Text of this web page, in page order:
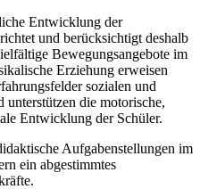
Entwicklung der
und berücksichtigt deshalb
Bewegungsangebote im
Erziehung erweisen
sozialen und
unterstützen die motorische,
Entwicklung der Schüler.
Aufgabenstellungen im
ein abgestimmtes